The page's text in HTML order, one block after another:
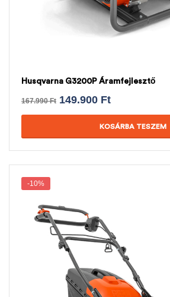
Husqvarna G3200P Áramfejlesztő
167.990Ft 149.900 Ft
KOSÁRBA TESZEM
-10%